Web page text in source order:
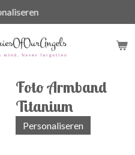
Foto Armband
Titanium
Personaliseren